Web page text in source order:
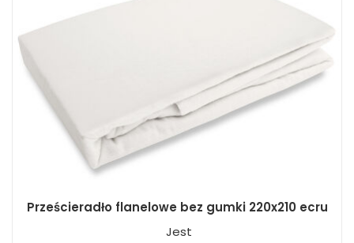
Prześcieradło flanelowe bez gumki 220x210 ecru
Jest